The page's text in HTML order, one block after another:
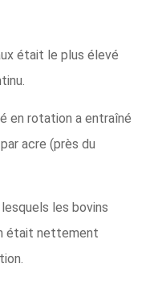
était le plus élevé
en rotation a entraîné
acre (près du
les bovins
était nettement